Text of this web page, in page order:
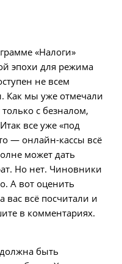
«Налоги»
эпохи для режима
не всем
Как мы уже отмечали
с безналом,
все уже «под
— онлайн-кассы всё
может дать
Но нет. Чиновники
А вот оценить
вас всё посчитали и
в комментариях.
должна быть